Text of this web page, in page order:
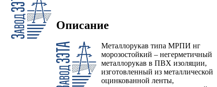
Описание
Металлорукав типа МРПИ нг
морозостойкий – негерметичный
металлорукав в ПВХ изоляции,
изготовленный из металлической
оцинкованной ленты,